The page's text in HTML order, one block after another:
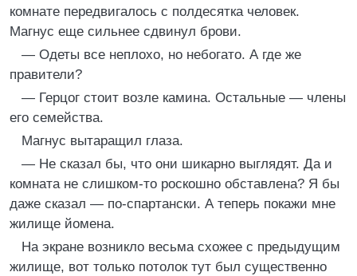
комнате передвигалось с полдесятка человек.
Магнус еще сильнее сдвинул брови.
— Одеты все неплохо, но небогато. А где же
правители?
— Герцог стоит возле камина. Остальные — члены
его семейства.
Магнус вытаращил глаза.
— Не сказал бы, что они шикарно выглядят. Да и
комната не слишком-то роскошно обставлена? Я бы
даже сказал — по-спартански. А теперь покажи мне
жилище йомена.
На экране возникло весьма схожее с предыдущим
жилище, вот только потолок тут был существенно